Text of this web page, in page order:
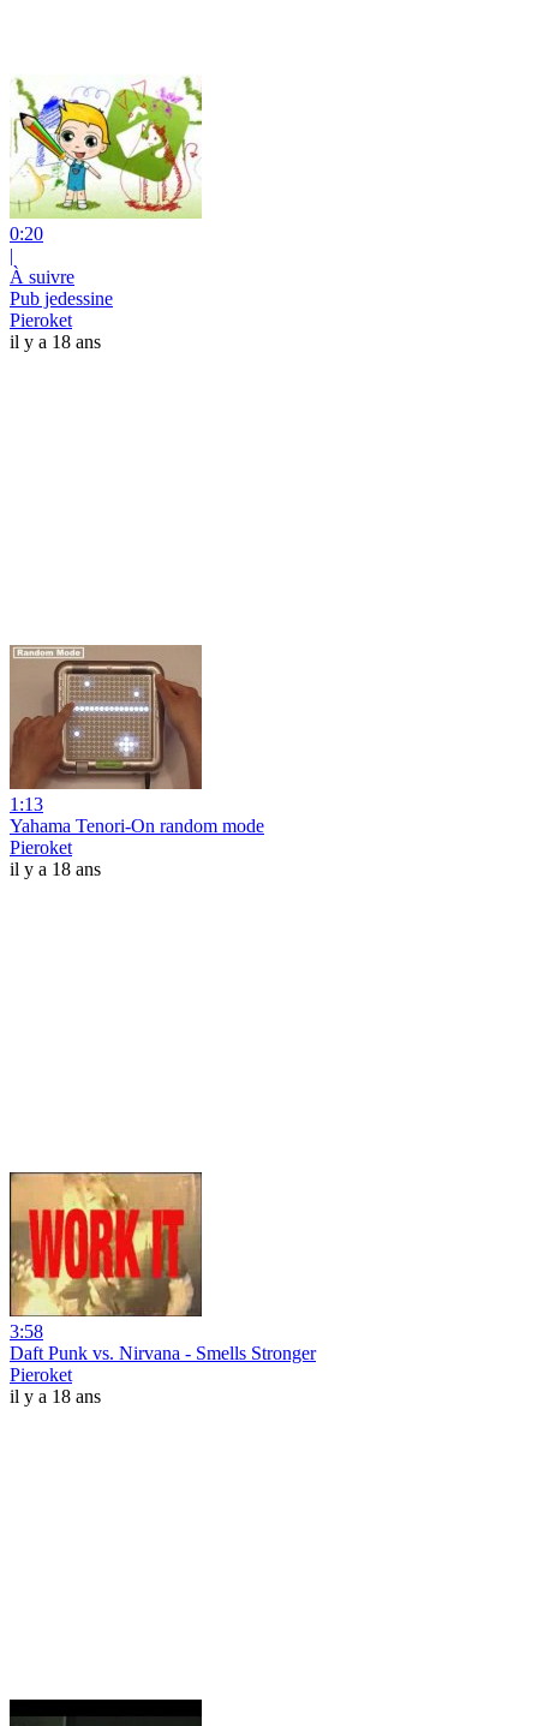
0:20
|
À suivre
Pub jedessine
Pieroket
il y a 18 ans
1:13
Yahama Tenori-On random mode
Pieroket
il y a 18 ans
3:58
Daft Punk vs. Nirvana - Smells Stronger
Pieroket
il y a 18 ans